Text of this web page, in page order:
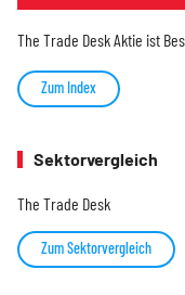
The Trade Desk Aktie ist
Zum Index
Sektorvergleich
The Trade Desk
Zum Sektorvergleich